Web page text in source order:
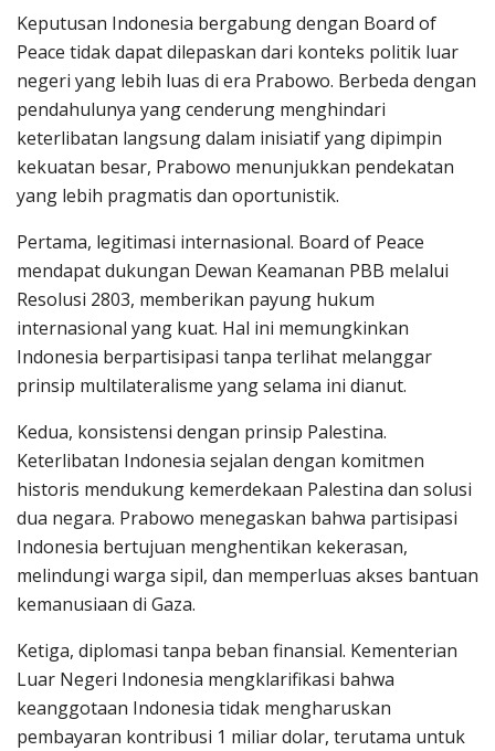
Keputusan Indonesia bergabung dengan Board of
Peace tidak dapat dilepaskan dari konteks politik luar
negeri yang lebih luas di era Prabowo. Berbeda dengan
pendahulunya yang cenderung menghindari
keterlibatan langsung dalam inisiatif yang dipimpin
kekuatan besar, Prabowo menunjukkan pendekatan
yang lebih pragmatis dan oportunistik.
Pertama, legitimasi internasional. Board of Peace
mendapat dukungan Dewan Keamanan PBB melalui
Resolusi 2803, memberikan payung hukum
internasional yang kuat. Hal ini memungkinkan
Indonesia berpartisipasi tanpa terlihat melanggar
prinsip multilateralisme yang selama ini dianut.
Kedua, konsistensi dengan prinsip Palestina.
Keterlibatan Indonesia sejalan dengan komitmen
historis mendukung kemerdekaan Palestina dan solusi
dua negara. Prabowo menegaskan bahwa partisipasi
Indonesia bertujuan menghentikan kekerasan,
melindungi warga sipil, dan memperluas akses bantuan
kemanusiaan di Gaza.
Ketiga, diplomasi tanpa beban finansial. Kementerian
Luar Negeri Indonesia mengklarifikasi bahwa
keanggotaan Indonesia tidak mengharuskan
pembayaran kontribusi 1 miliar dolar, terutama untuk